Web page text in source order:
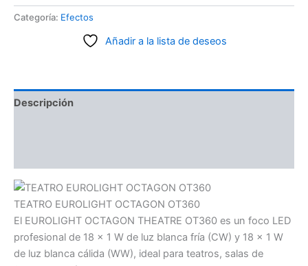
Categoría: Efectos
Añadir a la lista de deseos
Descripción
TEATRO EUROLIGHT OCTAGON OT360
El EUROLIGHT OCTAGON THEATRE OT360 es un foco LED
profesional de 18 x 1 W de luz blanca fría (CW) y 18 x 1 W
de luz blanca cálida (WW), ideal para teatros, salas de